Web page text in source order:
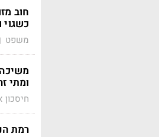
כשגוי
משפט |
ומתי
חיסכון